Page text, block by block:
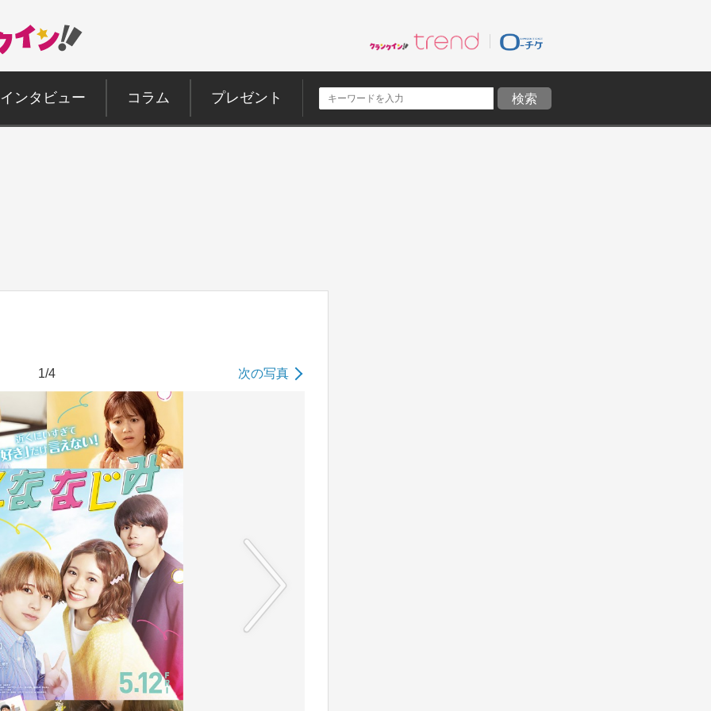
インタビュー コラム プレゼント
1/4 次の写真
No image